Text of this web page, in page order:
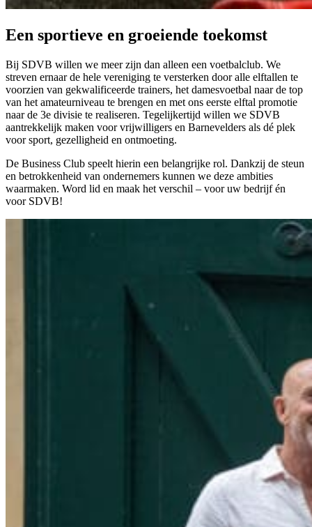
Een sportieve en groeiende toekomst
Bij SDVB willen we meer zijn dan alleen een voetbalclub. We
streven ernaar de hele vereniging te versterken door alle elftallen te
voorzien van gekwalificeerde trainers, het damesvoetbal naar de top
van het amateurniveau te brengen en met ons eerste elftal promotie
naar de 3e divisie te realiseren. Tegelijkertijd willen we SDVB
aantrekkelijk maken voor vrijwilligers en Barnevelders als dé plek
voor sport, gezelligheid en ontmoeting.
De Business Club speelt hierin een belangrijke rol. Dankzij de steun
en betrokkenheid van ondernemers kunnen we deze ambities
waarmaken. Word lid en maak het verschil – voor uw bedrijf én
voor SDVB!